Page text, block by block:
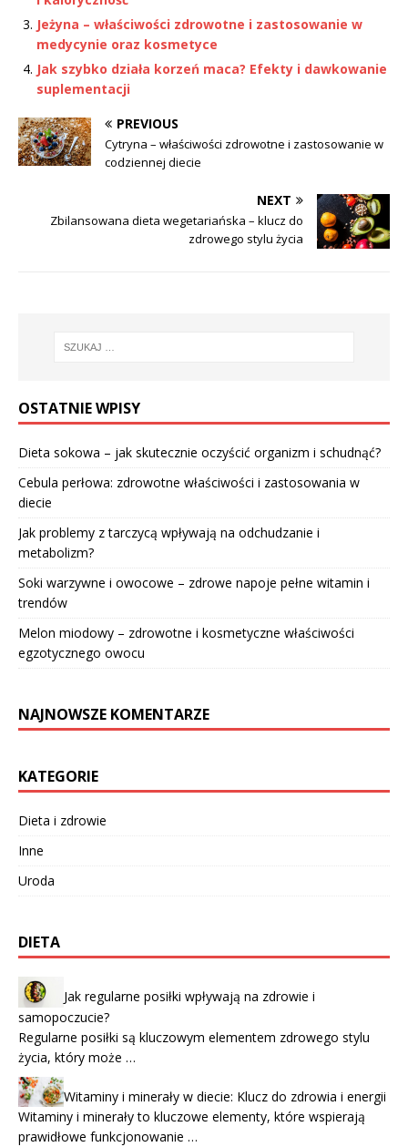
Jeżyna – właściwości zdrowotne i zastosowanie w
medycynie oraz kosmetyce
Jak szybko działa korzeń maca? Efekty i dawkowanie
suplementacji
PREVIOUS
Cytryna – właściwości zdrowotne i zastosowanie w
codziennej diecie
NEXT
Zbilansowana dieta wegetariańska – klucz do
zdrowego stylu życia
OSTATNIE WPISY
Dieta sokowa – jak skutecznie oczyścić organizm i schudnąć?
Cebula perłowa: zdrowotne właściwości i zastosowania w
diecie
Jak problemy z tarczycą wpływają na odchudzanie i
metabolizm?
Soki warzywne i owocowe – zdrowe napoje pełne witamin i
trendów
Melon miodowy – zdrowotne i kosmetyczne właściwości
egzotycznego owocu
NAJNOWSZE KOMENTARZE
KATEGORIE
Dieta i zdrowie
Inne
Uroda
DIETA
Jak regularne posiłki wpływają na zdrowie i
samopoczucie?
Regularne posiłki są kluczowym elementem zdrowego stylu
życia, który może …
Witaminy i minerały w diecie: Klucz do zdrowia i energii
Witaminy i minerały to kluczowe elementy, które wspierają
prawidłowe funkcjonowanie …